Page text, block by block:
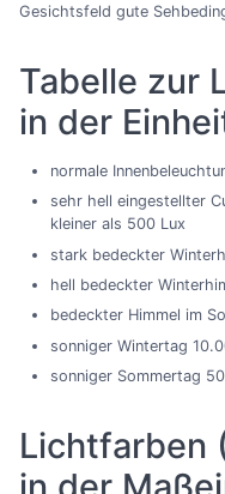
Gesichtsfeld gute
Tabelle zur
in der
normale
sehr hell eingestellter
kleiner als 500 Lux
stark bedeckter
hell bedeckter
bedeckter Himmel im
sonniger Wintertag
sonniger Sommertag
Lichtfarben